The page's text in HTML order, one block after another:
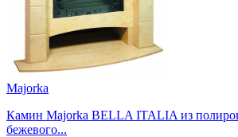
Majorka
Камин Majorka BELLA ITALIA из
бежевого...